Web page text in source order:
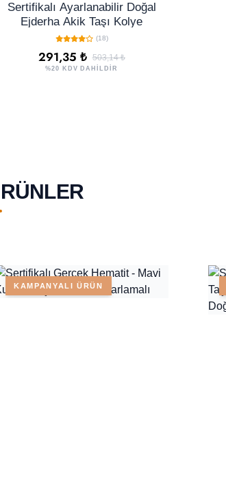
Sertifikalı Ayarlanabilir Doğal
Ejderha Akik Taşı Kolye
(18)
291,35 ₺ 503,14 ₺
%20 KDV DAHİLDİR
KAMPANYALI ÜRÜN